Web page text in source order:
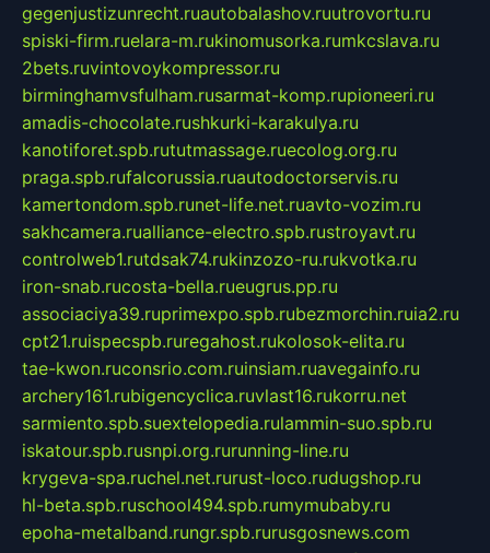
gegenjustizunrecht.ruautobalashov.ruutrovortu.ru
spiski-firm.ruelara-m.rukinomusorka.rumkcslava.ru
2bets.ruvintovoykompressor.ru
birminghamvsfulham.rusarmat-komp.rupioneeri.ru
amadis-chocolate.rushkurki-karakulya.ru
kanotiforet.spb.rututmassage.ruecolog.org.ru
praga.spb.rufalcorussia.ruautodoctorservis.ru
kamertondom.spb.runet-life.net.ruavto-vozim.ru
sakhcamera.rualliance-electro.spb.rustroyavt.ru
controlweb1.rutdsak74.rukinzozo-ru.rukvotka.ru
iron-snab.rucosta-bella.rueugrus.pp.ru
associaciya39.ruprimexpo.spb.rubezmorchin.ruia2.ru
cpt21.ruispecspb.ruregahost.rukolosok-elita.ru
tae-kwon.ruconsrio.com.ruinsiam.ruavegainfo.ru
archery161.rubigencyclica.ruvlast16.rukorru.net
sarmiento.spb.suextelopedia.rulammin-suo.spb.ru
iskatour.spb.rusnpi.org.rurunning-line.ru
krygeva-spa.ruchel.net.rurust-loco.rudugshop.ru
hl-beta.spb.ruschool494.spb.rumymubaby.ru
epoha-metalband.rungr.spb.rurusgosnews.com